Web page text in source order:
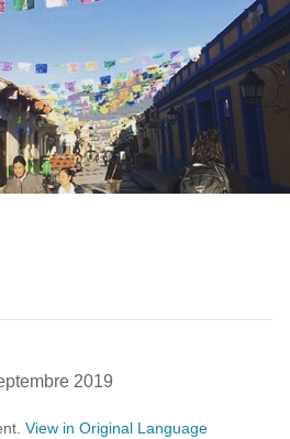
2019
View in Original Language